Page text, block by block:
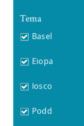
Tema
Basel
Eiopa
Iosco
Podd